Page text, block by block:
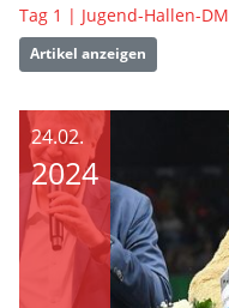
Tag 1 | Jugend-Hallen-DM
Artikel anzeigen
24.02.
2024